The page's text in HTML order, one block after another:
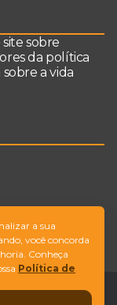
sobre
da política
a vida
a sua
você concorda
Conheça
Política de